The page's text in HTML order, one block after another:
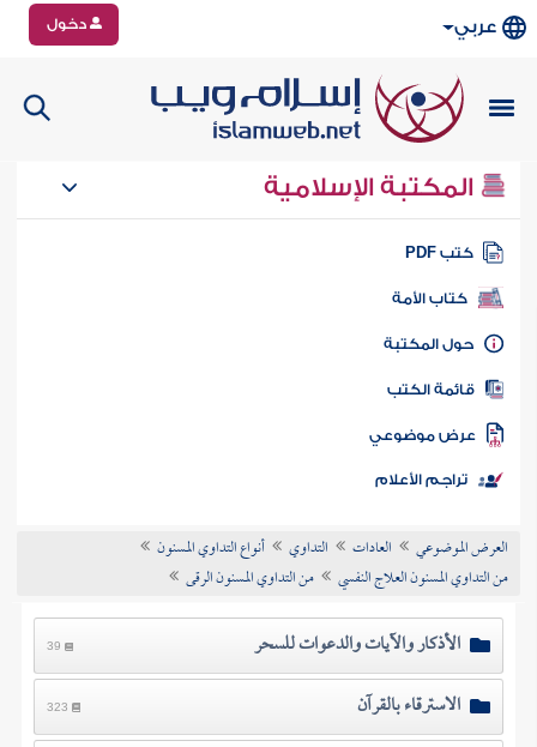
عربي دخول
المكتبة الإسلامية
كتب PDF
كتاب الأمة
المكتبة
الكتب
موضوعي
تراجم الأعلام
العرض الموضوعي العادات التداوي
أنواع التداوي المسنون
من التداوي المسنون العلاج النفسي
من التداوي المسنون الرقى
الأذكار والآيات والدعوات للسحر 39
الاسترقاء بالقرآن 323